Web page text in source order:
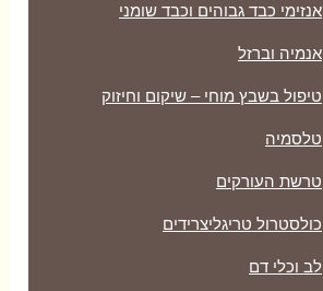
אנזימי כבד גבוהים וכבד שומני
אנמיה וברזל
טיפול בשבץ מוחי – שיקום וחיזוק
טלסמיה
טרשת העורקים
כולסטרול טריגליצרידים
לב וכלי דם